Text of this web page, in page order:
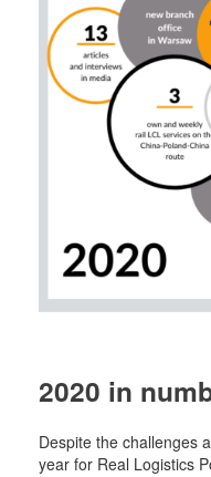
2020 in
Despite the challenges
year for Real Logistics